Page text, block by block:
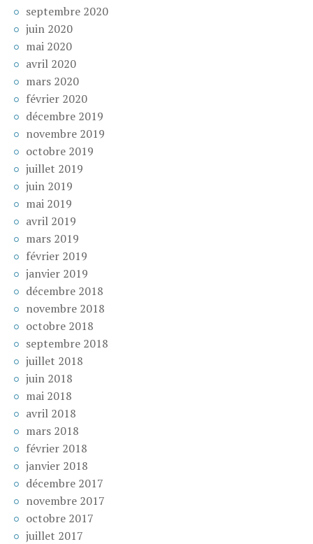
septembre 2020
juin 2020
mai 2020
avril 2020
mars 2020
février 2020
décembre 2019
novembre 2019
octobre 2019
juillet 2019
juin 2019
mai 2019
avril 2019
mars 2019
février 2019
janvier 2019
décembre 2018
novembre 2018
octobre 2018
septembre 2018
juillet 2018
juin 2018
mai 2018
avril 2018
mars 2018
février 2018
janvier 2018
décembre 2017
novembre 2017
octobre 2017
juillet 2017